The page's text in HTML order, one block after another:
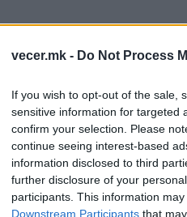
vecer.mk - Do Not Process
If you wish to opt-out of the sale,
sensitive information for targeted
confirm your selection. Please
continue seeing interest-based
information disclosed to third
further disclosure of your
participants. This information
Downstream Participants that